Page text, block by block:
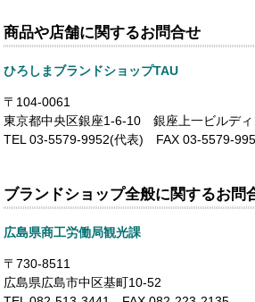
商品や店舗に関するお問合せ
ひろしまブランドショップTAU
〒104-0061
東京都中央区銀座1-6-10 銀座上一ビルディ
TEL 03-5579-9952(代表) FAX 03-5579-
ブランドショップ全般に関するお問
広島県商工労働局観光課
〒730-8511
広島県広島市中区基町10-52